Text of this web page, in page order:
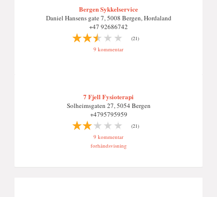
Bergen Sykkelservice
Daniel Hansens gate 7, 5008 Bergen, Hordaland
+47 92686742
(21)
9 kommentar
7 Fjell Fysioterapi
Solheimsgaten 27, 5054 Bergen
+4795795959
(21)
9 kommentar
forhåndsvisning